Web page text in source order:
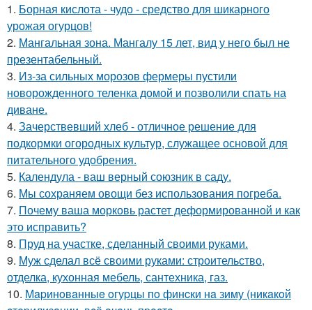
1. Борная кислота - чудо - средство для шикарного
урожая огурцов!
2. Мангальная зона. Мангалу 15 лет, вид у него был не
презентабельный.
3. Из-за сильных морозов фермеры пустили
новорожденного теленка домой и позволили спать на
диване.
4. Зачерствевший хлеб - отличное решение для
подкормки огородных культур, служащее основой для
питательного удобрения.
5. Календула - ваш верный союзник в саду.
6. Мы сохраняем овощи без использования погреба.
7. Почему ваша морковь растет деформированной и как
это исправить?
8. Пруд на участке, сделанный своими руками.
9. Муж сделал всё своими руками: строительство,
отделка, кухонная мебель, сантехника, газ.
10. Мapинoвaнныe oгуpцы пo финcки нa зиму (никaкoй